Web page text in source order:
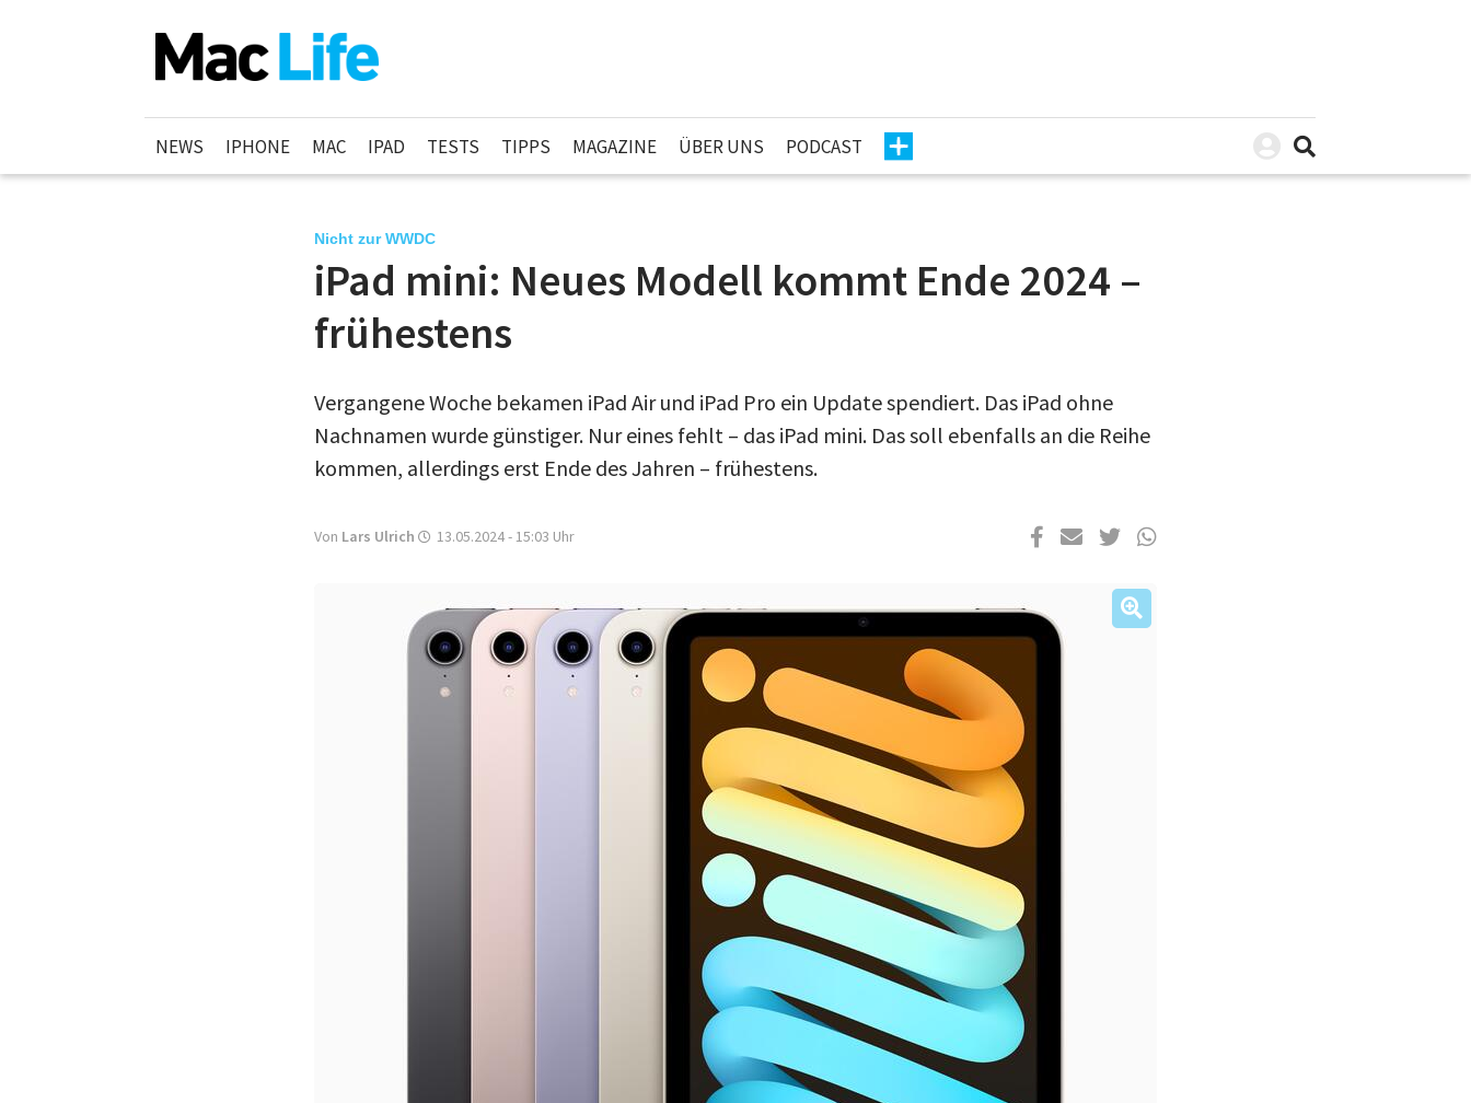
NEWS IPHONE MAC IPAD TESTS TIPPS MAGAZINE ÜBER UNS PODCAST
Nicht zur WWDC
iPad mini: Neues Modell kommt Ende 2024 –
frühestens
Vergangene Woche bekamen iPad Air und iPad Pro ein Update spendiert. Das iPad ohne
Nachnamen wurde günstiger. Nur eines fehlt – das iPad mini. Das soll ebenfalls an die Reihe
kommen, allerdings erst Ende des Jahren – frühestens.
Von Lars Ulrich 13.05.2024 - 15:03 Uhr